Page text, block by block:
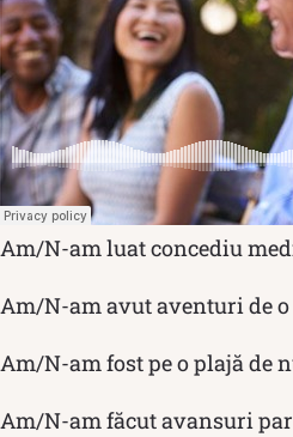
Am/N-am luat concediu
Am/N-am avut aventuri de o
Am/N-am fost pe o plajă de
Am/N-am făcut avansuri